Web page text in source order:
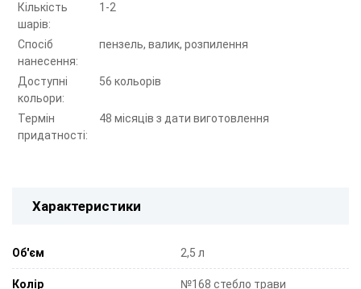
Кількість
шарів:
1-2
Спосіб
нанесення:
пензель, валик, розпилення
Доступні
кольори:
56 кольорів
Термін
придатності:
48 місяців з дати виготовлення
Характеристики
Об'єм 2,5 л
Колір №168 стебло трави